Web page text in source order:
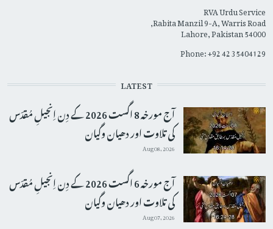
RVA Urdu Service
Rabita Manzil 9-A, Warris Road,
Lahore, Pakistan 54000
Phone: +92 42 35404129
LATEST
آج مورخہ 8 اگست 2026 کے دِن اِنجیلِ مُقدّس
کی تلاوت اور دھیان وگیان
Aug 08, 2026
آج مورخہ 6 اگست 2026 کے دِن اِنجیلِ مُقدّس
کی تلاوت اور دھیان وگیان
Aug 07, 2026